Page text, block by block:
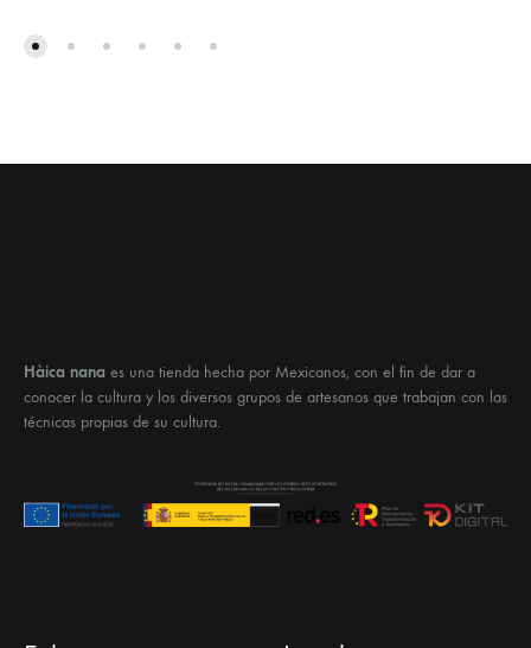
Hàica nana es una tienda hecha por Mexicanos, con el fin de dar a
conocer la cultura y los diversos grupos de artesanos que trabajan con las
técnicas propias de su cultura.